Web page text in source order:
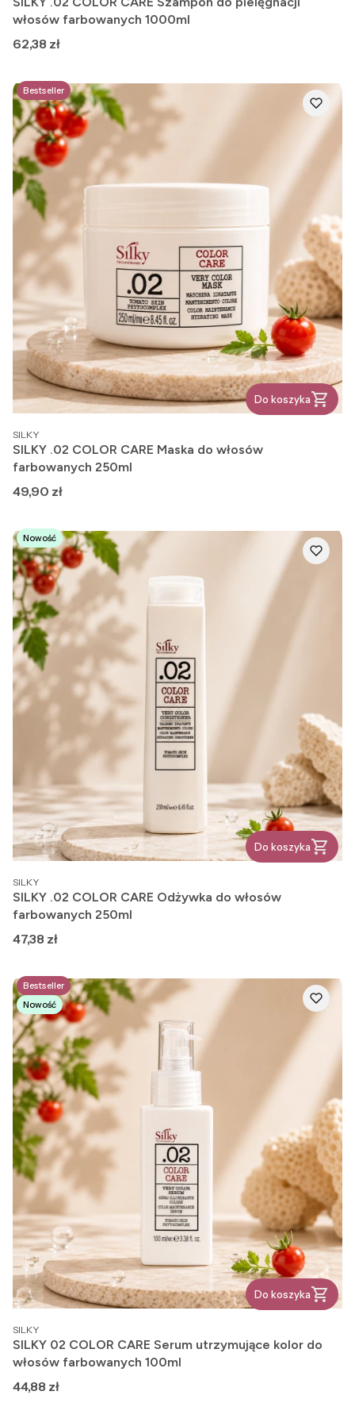
włosów farbowanych 1000ml
Cena
62,38 zł
Bestseller
Do koszyka
PRODUCENT
SILKY
SILKY .02 COLOR CARE Maska do włosów
farbowanych 250ml
Cena
49,90 zł
Nowość
Do koszyka
PRODUCENT
SILKY
SILKY .02 COLOR CARE Odżywka do włosów
farbowanych 250ml
Cena
47,38 zł
Bestseller
Nowość
Do koszyka
PRODUCENT
SILKY
SILKY 02 COLOR CARE Serum utrzymujące kolor do
włosów farbowanych 100ml
Cena
44,88 zł